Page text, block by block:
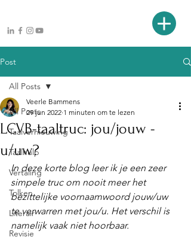
Post
All Posts
Taalvernieuwing
Taalhulp
Vertaling
Tolken
Literair
Revisie
All Posts
LCVB-taaltruc: jou/jouw -
u/uw?
Veerle Bammens
29 jun 2022 1 minuten om te lezen
In deze korte blog leer ik je een zeer
simpele truc om nooit meer het
bezittelijke voornaamwoord jouw/uw
te verwarren met jou/u. Het verschil is
namelijk vaak niet hoorbaar.